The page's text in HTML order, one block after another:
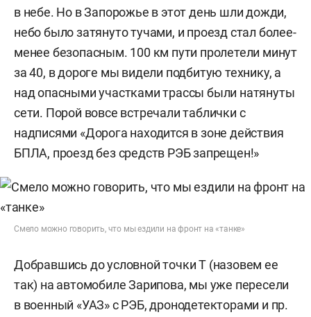
в небе. Но в Запорожье в этот день шли дожди,
небо было затянуто тучами, и проезд стал более-
менее безопасным. 100 км пути пролетели минут
за 40, в дороге мы видели подбитую технику, а
над опасными участками трассы были натянуты
сети. Порой вовсе встречали таблички с
надписями «Дорога находится в зоне действия
БПЛА, проезд без средств РЭБ запрещен!»
Смело можно говорить, что мы ездили на фронт на «танке»
Добравшись до условной точки Т (назовем ее
так) на автомобиле Зарипова, мы уже пересели
в военный «УАЗ» с РЭБ, дронодетекторами и пр.